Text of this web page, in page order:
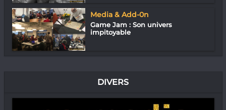
Media & Add-0n
Game Jam : Son univers
impitoyable
DIVERS